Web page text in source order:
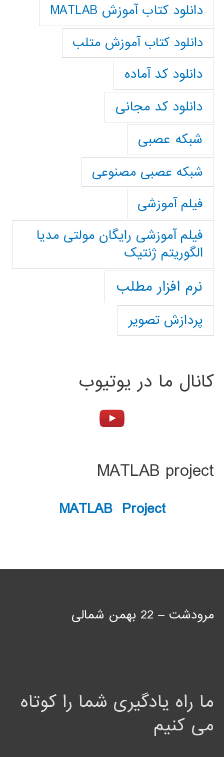
دانلود کتاب آموزش MATLAB
دانلود کتاب آموزش متلب
دانلود کد آماده
دانلود کد مجانی
شبکه عصبی
شبکه عصبی مصنوعی
فیلم آموزشی
فیلم آموزشی رایگان مولتی مدیا
الگوریتم ژنتیک
نرم افزار مطلب
پردازش تصویر
کانال ما در یوتیوب
MATLAB project
MATLAB Project
مرودشت – 22 بهمن شمالی
ما راه یادگیری شما را کوتاه
می کنیم